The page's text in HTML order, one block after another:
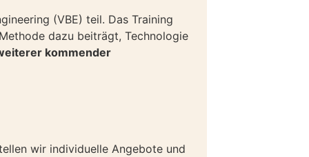
(VBE) teil. Das Training
dazu beiträgt, Technologie
kommender
wir individuelle Angebote und